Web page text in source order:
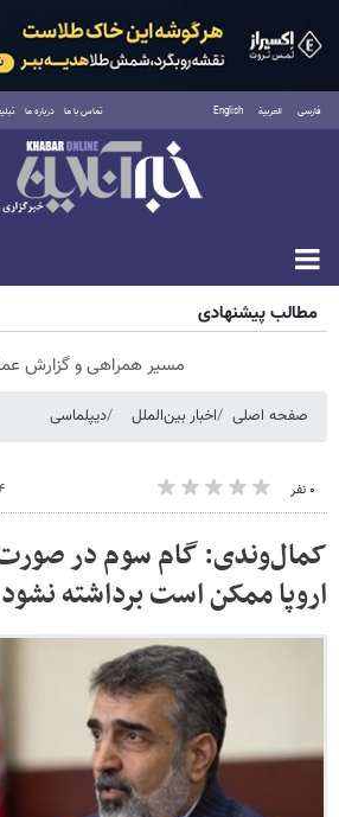
فارسی العربية English تماس با ما درباره ما
پنجشنبه ۱۵ مرداد ۱۴۰۵
مطالب پیشنهادی
مسیر همراهی و گزارش
صفحه اصلی اخبار بین‌الملل دیپلماسی
۰ نفر ۱۴
کمال‌وندی: گام سوم در
اروپا ممکن است برداشته نشود